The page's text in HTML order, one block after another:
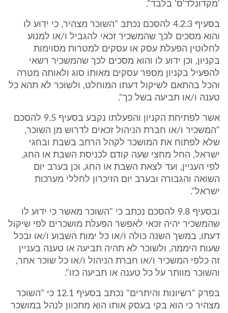
'מקדונלד'ס' בלבד".
בסעיף 4.2.3 להסכם נכתב "השוכר מצהיר, כי ידוע לו
והוא מסכים לכך שהמשכיר זכאי להגביל ו/או למנוע
לחלוטין הפעלת עסק או עסקים למטרות מסוימות
בקניון, וכן ידוע לו והוא מסכים לכך שהמשכיר רשאי
להפעיל בקניון מספר עסקים מאותו סוג ולאותה מטרה
והכל בהתאם לשיקול דעתו המוחלט, ולשוכר לא תהא כל
טענה ו/או תביעה בשל כך".
אשר לפתיחת הקניון והפעלתו נקבע בסעיף 9.5 להסכם
"המשכיר ו/או חברת הניהול זכאים לדרוש מן השוכר,
שלא לפתוח את המושכר לקהל הרחב בשבת ובחגי
ישראל, החל מחצי שעה קודם לכניסת השבת או החג,
לפי העניין, ועד לצאת השבת או החג, וכן בערב יום
השואה והגבורה ובערב יום הזיכרון לחללי מערכות
ישראל".
ובסעיף 9.8 להסכם נכתב כי "השוכר מאשר כי ידוע לו
שהמשכיר יהיה זכאי לאפשר הפעלת מושכרים לפי שיקול
דעתו, במשך השנה כולה ו/או כל ימות השבוע ו/או ובכל
שעות היממה, ולשוכר לא תהיה תביעה או טענה בעניין
זה כלפי המשכיר ו/או חברת הניהול ו/או כל שוכר אחר,
והשוכר מוותר על כל טענה או תביעה כזו".
בפרק "רשיונות והיתרים" נכתב בסעיף 12.1 כי "השוכר
מצהיר כי הוא בקי בעסק אותו הוא מתכוון לנהל במושכר